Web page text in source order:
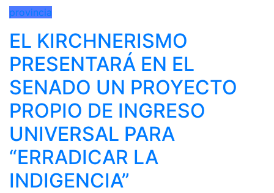
provincia
EL KIRCHNERISMO
PRESENTARÁ EN EL
SENADO UN PROYECTO
PROPIO DE INGRESO
UNIVERSAL PARA
“ERRADICAR LA
INDIGENCIA”